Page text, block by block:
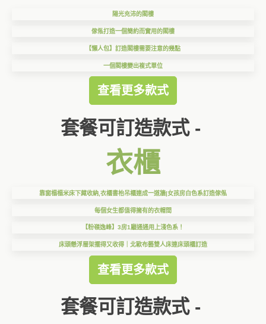
陽光充沛的閣樓
傢俬打造一個簡約而實用的閣樓
【懶人包】訂造閣樓需要注意的幾點
一個閣樓變出複式單位
查看更多款式
套餐可訂造款式 -
衣櫃
靠窗榻榻米床下藏收納,衣櫃書枱吊櫃連成一道牆|女孩房白色系訂造傢俬
每個女生都值得擁有的衣帽間
【粉嶺逸峰】3房1廳通通用上淺色系！
床頭懸浮層架擺得又收得｜北歐布藝雙人床連床頭櫃訂造
查看更多款式
套餐可訂造款式 -